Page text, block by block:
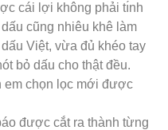
cái lợi không phải tı́nh
cũng nhiêu khê làm
Việt, vừa đủ khéo tay
bỏ dấu cho thật đều.
em chọn lọc mới được
được cắt ra thành từng